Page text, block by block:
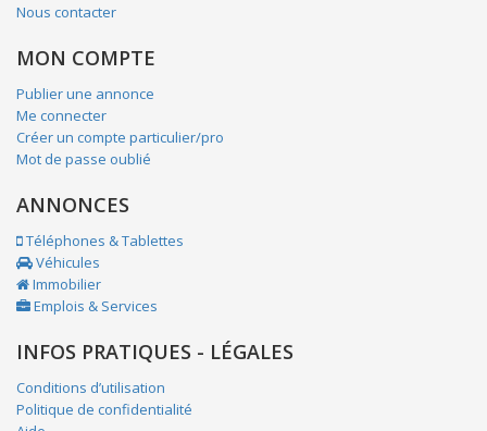
Nous contacter
MON COMPTE
Publier une annonce
Me connecter
Créer un compte particulier/pro
Mot de passe oublié
ANNONCES
Téléphones & Tablettes
Véhicules
Immobilier
Emplois & Services
INFOS PRATIQUES - LÉGALES
Conditions d’utilisation
Politique de confidentialité